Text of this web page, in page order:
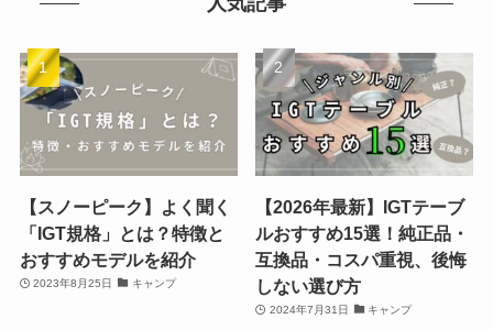
【スノーピーク】よく聞く
「IGT規格」とは？特徴と
おすすめモデルを紹介
2023年8月25日 キャンプ
【2026年最新】IGTテーブ
ルおすすめ15選！純正品・
互換品・コスパ重視、後悔
しない選び方
2024年7月31日 キャンプ